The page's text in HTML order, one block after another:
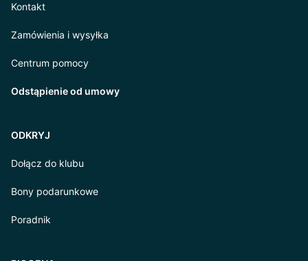
Kontakt
Zamówienia i wysyłka
Centrum pomocy
Odstąpienie od umowy
ODKRYJ
Dołącz do klubu
Bony podarunkowe
Poradnik